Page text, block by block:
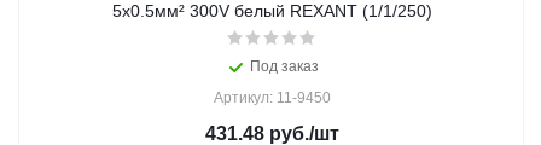
5х0.5мм² 300V белый REXANT (1/1/250)
Под заказ
Артикул: 11-9450
431.48руб./шт